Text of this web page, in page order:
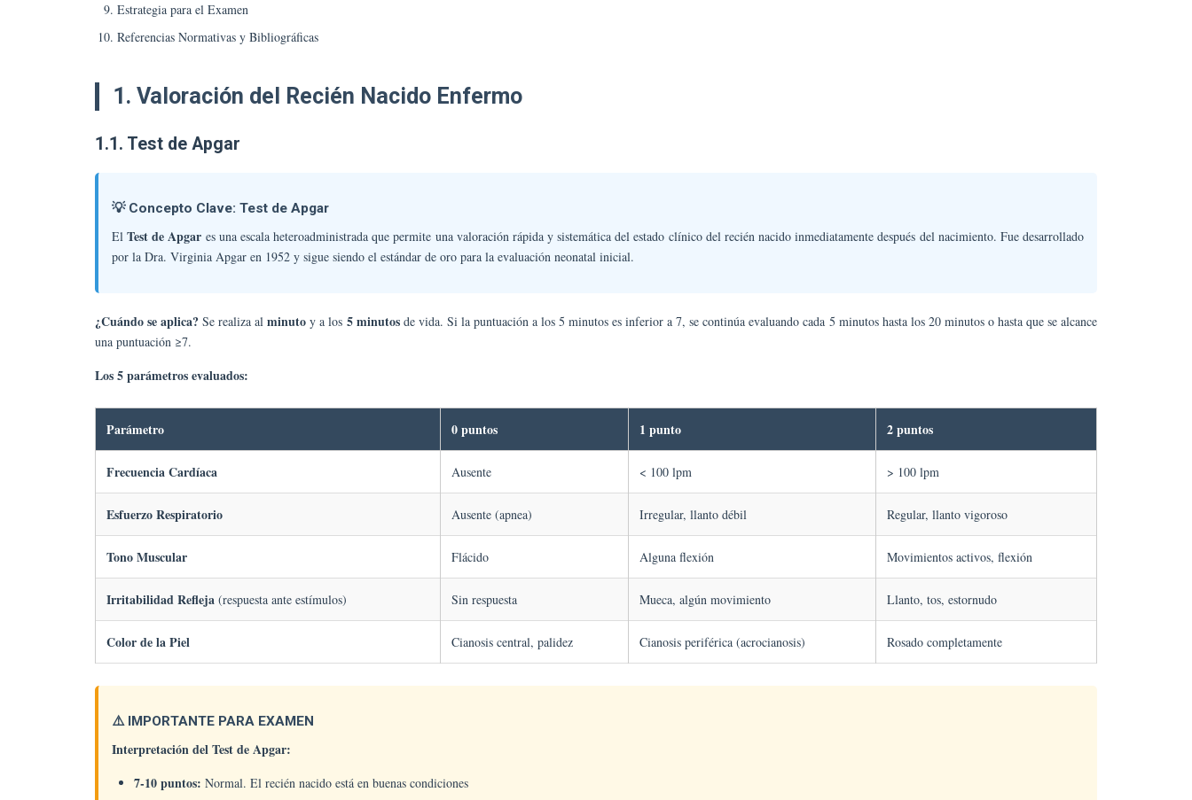
Estrategia para el Examen
Referencias Normativas y Bibliográficas
1. Valoración del Recién Nacido Enfermo
1.1. Test de Apgar
💡 Concepto Clave: Test de Apgar
ElTest de Apgar es una escala heteroadministrada que permite una valoración rápida y sistemática del estado clínico del recién nacido inmediatamente después del nacimiento. Fue desarrollado
por la Dra. Virginia Apgar en 1952 y sigue siendo el estándar de oro para la evaluación neonatal inicial.
¿Cuándo se aplica? Se realiza alminuto y a los 5 minutosde vida. Si la puntuación a los 5 minutos es inferior a 7, se continúa evaluando cada 5 minutos hasta los 20 minutos o hasta que se alcance
una puntuación ≥7.
Los 5 parámetros evaluados:
Parámetro 0 puntos 1 punto 2 puntos
Frecuencia Cardíaca Ausente < 100 lpm > 100 lpm
Esfuerzo Respiratorio Ausente (apnea) Irregular, llanto débil Regular, llanto vigoroso
Tono Muscular Flácido Alguna flexión Movimientos activos, flexión
Irritabilidad Refleja (respuesta ante estímulos) Sin respuesta Mueca, algún movimiento Llanto, tos, estornudo
Color de la Piel Cianosis central, palidez Cianosis periférica (acrocianosis) Rosado completamente
⚠️ IMPORTANTE PARA EXAMEN
Interpretación del Test de Apgar:
7-10 puntos: Normal. El recién nacido está en buenas condiciones